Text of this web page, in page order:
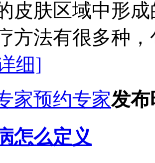
皮肤区域中形
方法有很多种
细]
家预约专家发布
怎么定义